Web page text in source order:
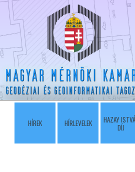
HÍREK HÍRLEVELEK
HAZAY
DÍJ